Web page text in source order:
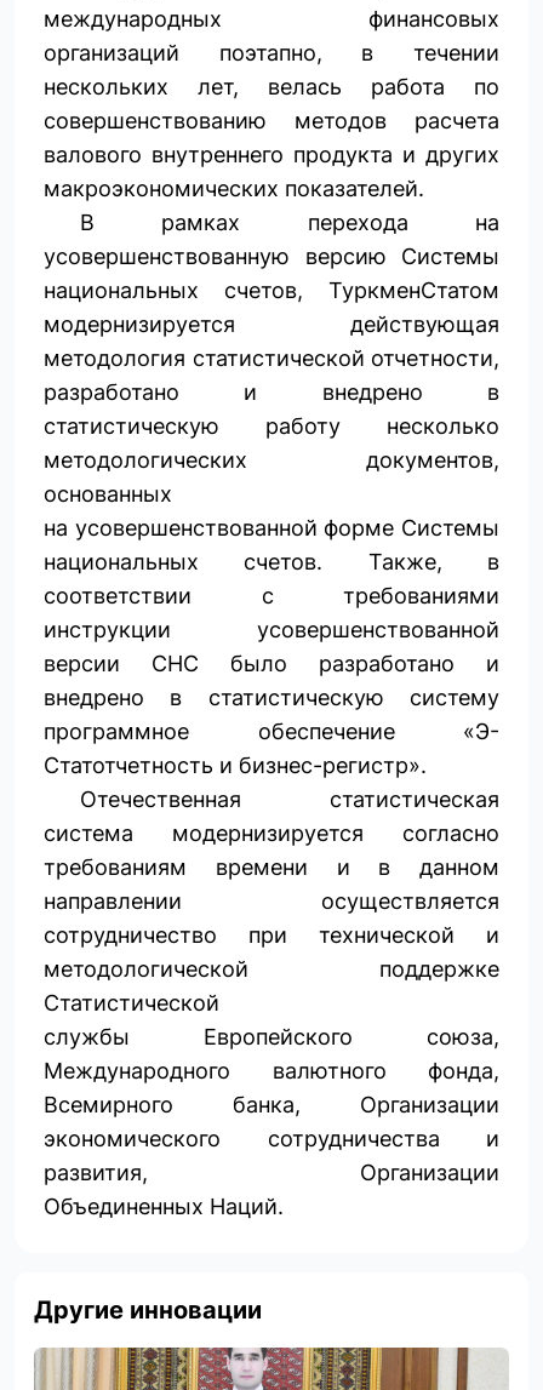
международных финансовых
организаций поэтапно, в течении
нескольких лет, велась работа по
совершенствованию методов расчета
валового внутреннего продукта и других
макроэкономических показателей.
В рамках перехода на
усовершенствованную версию Системы
национальных счетов, ТуркменСтатом
модернизируется действующая
методология статистической отчетности,
разработано и внедрено в
статистическую работу несколько
методологических документов,
основанных
на усовершенствованной форме Системы
национальных счетов. Также, в
соответствии с требованиями
инструкции усовершенствованной
версии СНС было разработано и
внедрено в статистическую систему
программное обеспечение «Э-
Статотчетность и бизнес-регистр».
Отечественная статистическая
система модернизируется согласно
требованиям времени и в данном
направлении осуществляется
сотрудничество при технической и
методологической поддержке
Статистической
службы Европейского союза,
Международного валютного фонда,
Всемирного банка, Организации
экономического сотрудничества и
развития, Организации
Объединенных Наций.
Другие инновации